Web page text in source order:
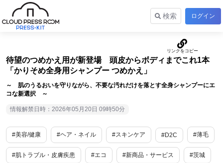
検索 ログイン
待望のつめかえ用が新登場 頭皮からボディまでこれ1本
「かりそめ全身用シャンプー つめかえ」
～ 肌のうるおいを守りながら、不要な汚れだけを落とす全身シャンプーにエ
コな新選択 ～
情報解禁日時：2026年05月20日 09時50分
#美容/健康 #ヘア・ネイル #スキンケア #D2C #薄毛
#肌トラブル・皮膚疾患 #エコ #新商品・サービス #茨城